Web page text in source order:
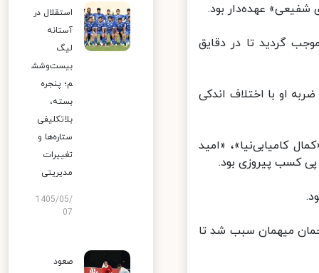
عهده‌دار بود.
گردید تا در دقایق
ضربه او با اختلاف اندکی
کامیابی‌نیا»، «امید
کسب پیروزی بود.
میهمان سبب شد تا
استقلال در
آستانه
لیگ
بیست‌وشش
م؛ پنجره
بسته،
بلاتکلیفی
ستاره‌ها و
تغییرات
مدیریتی
1405/05/
07
صعود